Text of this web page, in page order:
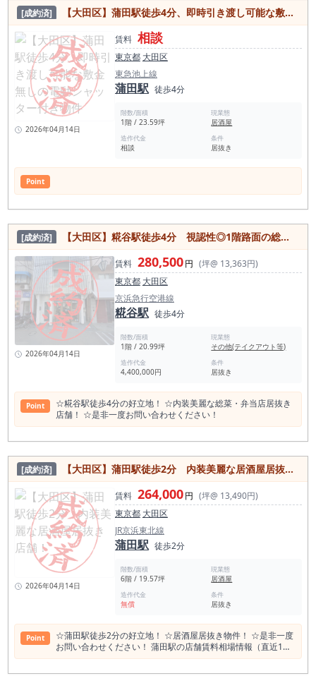
[成約済] 【大田区】蒲田駅徒歩4分、即時引き渡し可能な敷金無しの電動シャッター付き物件
2026年04月14日
賃料 相談
東京都 大田区
東急池上線
蒲田駅 徒歩4分
階数/面積
1階 / 23.59坪
現業態
居酒屋
造作代金
相談
条件
居抜き
Point
[成約済] 【大田区】糀谷駅徒歩4分 視認性◎1階路面の総菜・弁当居抜き店舗！
2026年04月14日
賃料 280,500円 (坪@ 13,363円)
東京都 大田区
京浜急行空港線
糀谷駅 徒歩4分
階数/面積
1階 / 20.99坪
現業態
その他(テイクアウト等)
造作代金
4,400,000円
条件
居抜き
Point
☆糀谷駅徒歩4分の好立地！ ☆内装美麗な総菜・弁当店居抜き
店舗！ ☆是非一度お問い合わせください！
[成約済] 【大田区】蒲田駅徒歩2分 内装美麗な居酒屋居抜き店舗！
2026年04月14日
賃料 264,000円 (坪@ 13,490円)
東京都 大田区
JR京浜東北線
蒲田駅 徒歩2分
階数/面積
6階 / 19.57坪
現業態
居酒屋
造作代金
無償
条件
居抜き
Point
☆蒲田駅徒歩2分の好立地！ ☆居酒屋居抜き物件！ ☆是非一度
お問い合わせください！ 蒲田駅の店舗賃料相場情報（直近1年
間） 平均坪単価 21,010円 高坪単価 53,382円 低坪単価 7,190